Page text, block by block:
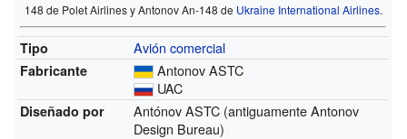
148 de Polet Airlines y Antonov An-148 de Ukraine International Airlines.
Tipo Avión comercial
Fabricante
Antonov ASTC
UAC
Diseñado por
Antónov ASTC (antiguamente Antonov
Design Bureau)